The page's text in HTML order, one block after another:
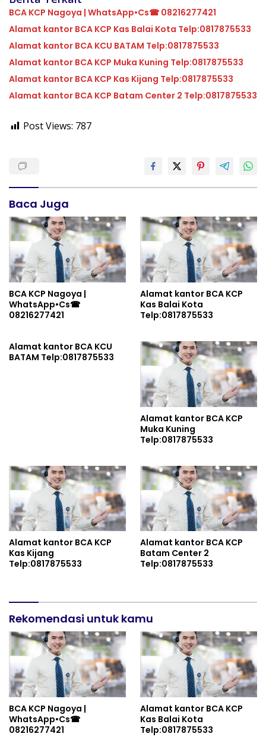
BCA KCP Nagoya | WhatsApp•Cs☎ 08216277421
Alamat kantor BCA KCP Kas Balai Kota Telp:0817875533
Alamat kantor BCA KCU BATAM Telp:0817875533
Alamat kantor BCA KCP Muka Kuning Telp:0817875533
Alamat kantor BCA KCP Kas Kijang Telp:0817875533
Alamat kantor BCA KCP Batam Center 2 Telp:0817875533
Post Views: 787
Baca Juga
BCA KCP Nagoya |
WhatsApp•Cs☎
08216277421
Alamat kantor BCA KCP
Kas Balai Kota
Telp:0817875533
Alamat kantor BCA KCU
BATAM Telp:0817875533
Alamat kantor BCA KCP
Muka Kuning
Telp:0817875533
Alamat kantor BCA KCP
Kas Kijang
Telp:0817875533
Alamat kantor BCA KCP
Batam Center 2
Telp:0817875533
Rekomendasi untuk kamu
BCA KCP Nagoya |
WhatsApp•Cs☎
08216277421
Alamat kantor BCA KCP
Kas Balai Kota
Telp:0817875533